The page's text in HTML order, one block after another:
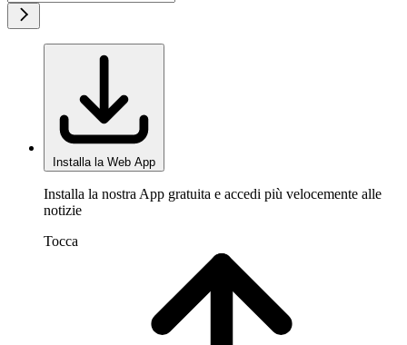
Installa la Web App
Installa la nostra App gratuita e accedi più velocemente alle
notizie
Tocca